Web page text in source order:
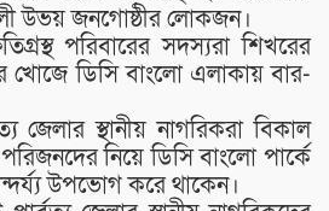
উভয় জনগোষ্ঠীর লোকজন।
পরিবারের সদস্যরা শিখরের
খোজে ডিসি বাংলো এলাকায় বার-
জেলার স্থানীয় নাগরিকরা বিকাল
নিয়ে ডিসি বাংলো পার্কে
উপভোগ করে থাকেন।